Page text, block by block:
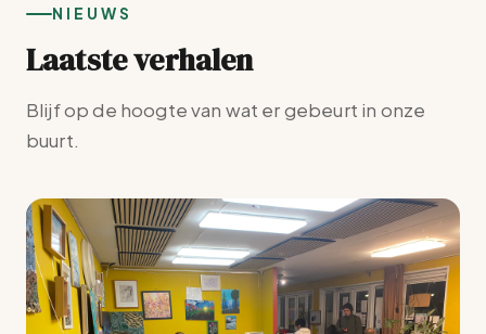
NIEUWS
Laatste verhalen
Blijf op de hoogte van wat er gebeurt in onze
buurt.